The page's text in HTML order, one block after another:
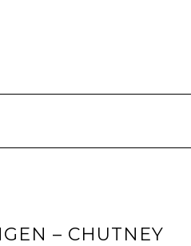
– CHUTNEY